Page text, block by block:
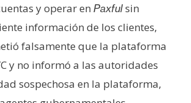
y operar en Paxfulsin
información de los clientes,
falsamente que la plataforma
y no informó a las autoridades
sospechosa en la plataforma,